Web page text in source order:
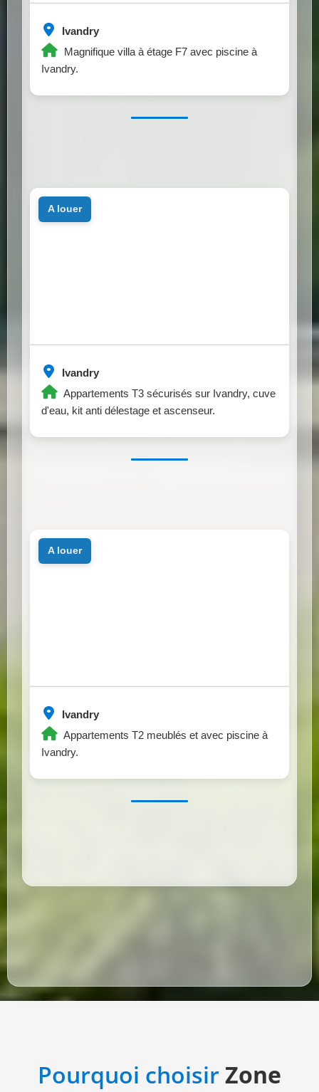
Ivandry
Magnifique villa à étage F7 avec piscine à
Ivandry.
Ivandry
Appartements T3 sécurisés sur Ivandry, cuve
d'eau, kit anti délestage et ascenseur.
a louer
Ivandry
Appartements T2 meublés et avec piscine à
Ivandry.
a louer
Pourquoi choisirZone